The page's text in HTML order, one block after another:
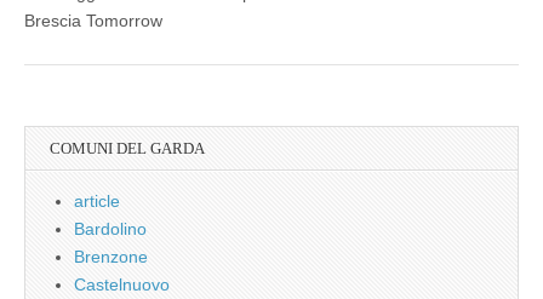
Brescia Tomorrow
COMUNI DEL GARDA
article
Bardolino
Brenzone
Castelnuovo